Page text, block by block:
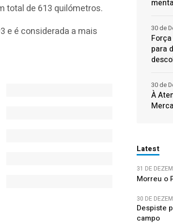
total de 613 quilómetros.
e é considerada a mais
para
30 de
À
30 de
Latest
31 DE
Morreu o
30 DE
Despiste
campo